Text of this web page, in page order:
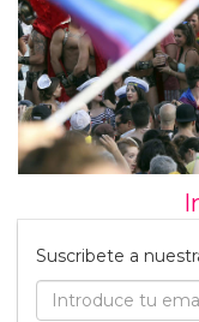
Suscribete a